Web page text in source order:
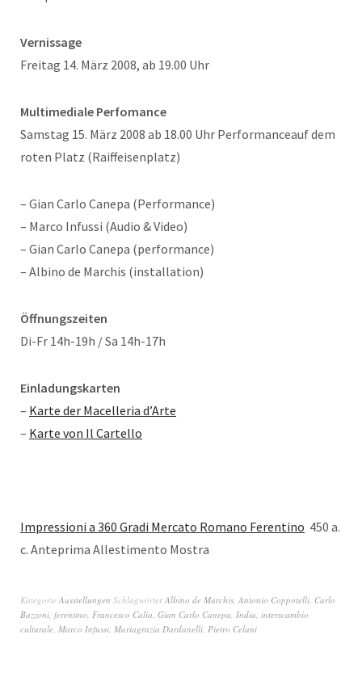
Vernissage
Freitag 14. März 2008, ab 19.00 Uhr
Multimediale Perfomance
Samstag 15. März 2008 ab 18.00 Uhr Performanceauf dem
roten Platz (Raiffeisenplatz)
– Gian Carlo Canepa (Performance)
– Marco Infussi (Audio & Video)
– Gian Carlo Canepa (performance)
– Albino de Marchis (installation)
Öffnungszeiten
Di-Fr 14h-19h / Sa 14h-17h
Einladungskarten
– Karte der Macelleria d’Arte
– Karte von Il Cartello
Impressioni a 360 Gradi Mercato Romano Ferentino 450 a.
c. Anteprima Allestimento Mostra
Kategorie Ausstellungen SchlagwörterAlbino de Marchis, Antonio Coppotelli, Carlo
Bazzoni, ferentino, Francesco Calia, Gian Carlo Canepa, India, interscambio
culturale, Marco Infussi, Mariagrazia Dardanelli, Pietro Celani